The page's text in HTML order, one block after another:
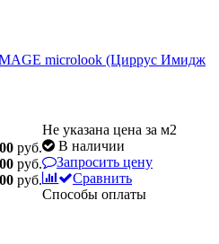
руб.
руб.
руб.
Не указана цена за м2
В наличии
Запросить цену
Сравнить
Способы оплаты